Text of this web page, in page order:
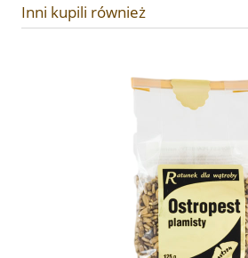
Inni kupili również